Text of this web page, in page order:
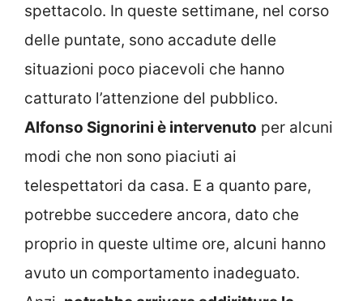
spettacolo. In queste settimane, nel corso
delle puntate, sono accadute delle
situazioni poco piacevoli che hanno
catturato l’attenzione del pubblico.
Alfonso Signorini è intervenuto per alcuni
modi che non sono piaciuti ai
telespettatori da casa. E a quanto pare,
potrebbe succedere ancora, dato che
proprio in queste ultime ore, alcuni hanno
avuto un comportamento inadeguato.